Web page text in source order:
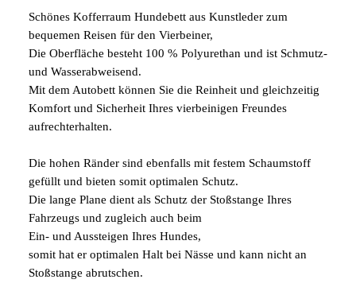
Schönes Kofferraum Hundebett aus Kunstleder zum
bequemen Reisen für den Vierbeiner,
Die Oberfläche besteht 100 % Polyurethan und ist Schmutz-
und Wasserabweisend.
Mit dem Autobett können Sie die Reinheit und gleichzeitig
Komfort und Sicherheit Ihres vierbeinigen Freundes
aufrechterhalten.
Die hohen Ränder sind ebenfalls mit festem Schaumstoff
gefüllt und bieten somit optimalen Schutz.
Die lange Plane dient als Schutz der Stoßstange Ihres
Fahrzeugs und zugleich auch beim
Ein- und Aussteigen Ihres Hundes,
somit hat er optimalen Halt bei Nässe und kann nicht an
Stoßstange abrutschen.